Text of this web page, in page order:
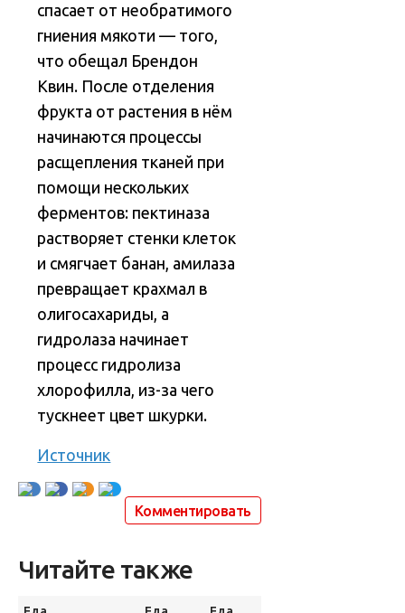
спасает от необратимого
гниения мякоти — того,
что обещал Брендон
Квин. После отделения
фрукта от растения в нём
начинаются процессы
расщепления тканей при
помощи нескольких
ферментов: пектиназа
растворяет стенки клеток
и смягчает банан, амилаза
превращает крахмал в
олигосахариды, а
гидролаза начинает
процесс гидролиза
хлорофилла, из-за чего
тускнеет цвет шкурки.
Источник
Комментировать
Читайте также